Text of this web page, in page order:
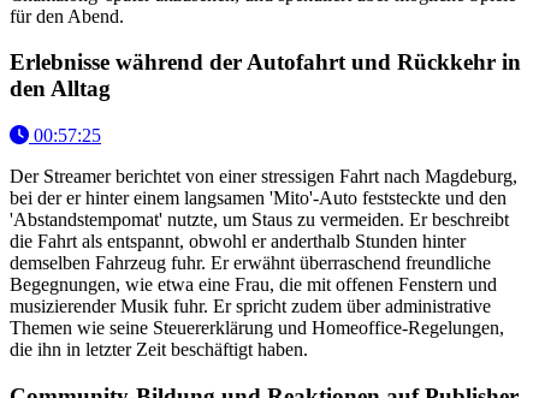
für den Abend.
Erlebnisse während der Autofahrt und Rückkehr in
den Alltag
00:57:25
Der Streamer berichtet von einer stressigen Fahrt nach Magdeburg,
bei der er hinter einem langsamen 'Mito'-Auto feststeckte und den
'Abstandstempomat' nutzte, um Staus zu vermeiden. Er beschreibt
die Fahrt als entspannt, obwohl er anderthalb Stunden hinter
demselben Fahrzeug fuhr. Er erwähnt überraschend freundliche
Begegnungen, wie etwa eine Frau, die mit offenen Fenstern und
musizierender Musik fuhr. Er spricht zudem über administrative
Themen wie seine Steuererklärung und Homeoffice-Regelungen,
die ihn in letzter Zeit beschäftigt haben.